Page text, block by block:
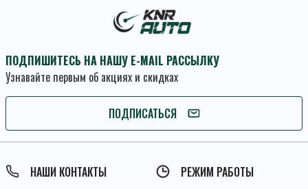
ПОДПИШИТЕСЬ НА НАШУ E-MAIL РАССЫЛКУ
Узнавайте первым об акциях и скидках
ПОДПИСАТЬСЯ
ПОДПИСАТЬСЯ
Условия соглашения
НАШИ КОНТАКТЫ РЕЖИМ РАБОТЫ